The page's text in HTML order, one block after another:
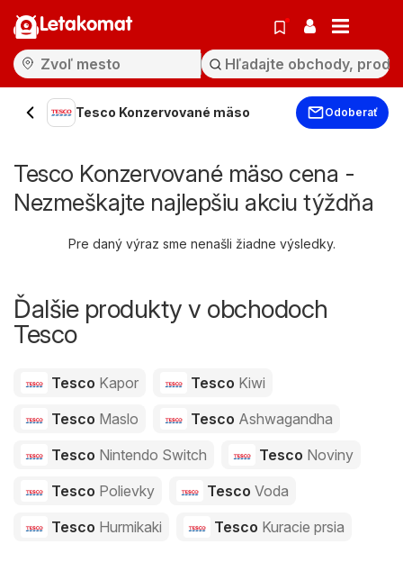
Letakomat
Tesco Konzervované mäso Odoberať
Tesco Konzervované mäso cena -
Nezmeškajte najlepšiu akciu týždňa
Pre daný výraz sme nenašli žiadne výsledky.
Ďalšie produkty v obchodoch
Tesco
Tesco Kapor Tesco Kiwi
Tesco Maslo Tesco Ashwagandha
Tesco Nintendo Switch Tesco Noviny
Tesco Polievky Tesco Voda
Tesco Hurmikaki Tesco Kuracie prsia